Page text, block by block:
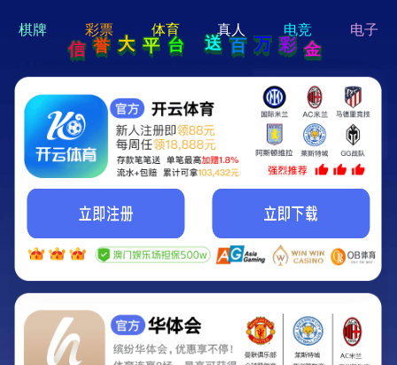
hi 💗
Hey Guys!